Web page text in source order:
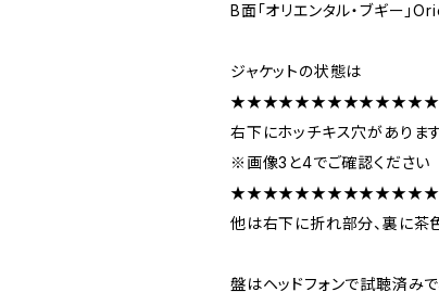
B面「オリエンタル・ブギー」
ジャケットの状態は
右下にホッチキス穴がありま
※画像3と4でご確認ください
他は右下に折れ部分、裏に茶
盤はヘッドフォンで試聴済み